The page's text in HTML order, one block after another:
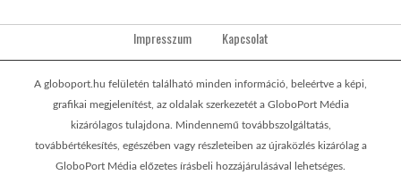
Impresszum Kapcsolat
A globoport.hu felületén található minden információ, beleértve a képi,
grafikai megjelenítést, az oldalak szerkezetét a GloboPort Média
kizárólagos tulajdona. Mindennemű továbbszolgáltatás,
továbbértékesítés, egészében vagy részleteiben az újraközlés kizárólag a
GloboPort Média előzetes írásbeli hozzájárulásával lehetséges.